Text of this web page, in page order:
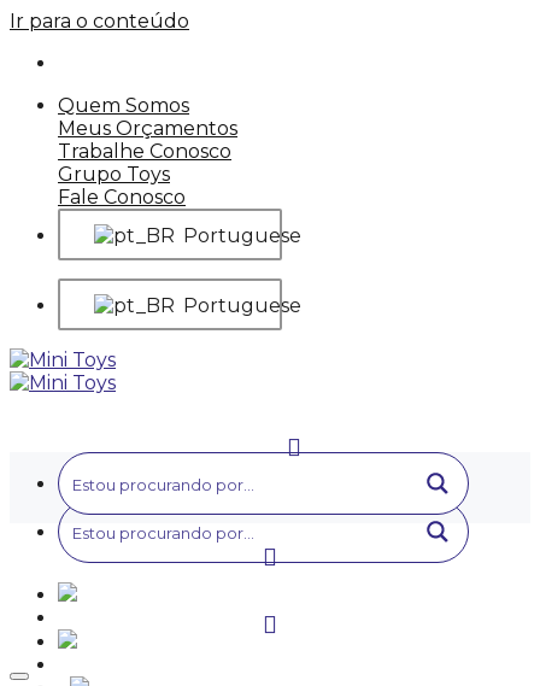
Ir para o conteúdo
Quem Somos
Meus Orçamentos
Trabalhe Conosco
Grupo Toys
Fale Conosco
Portuguese
Portuguese